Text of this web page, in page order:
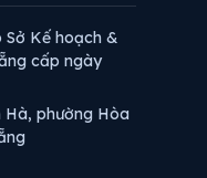
Sở Kế hoạch &
cấp ngày
Hà, phường Hòa